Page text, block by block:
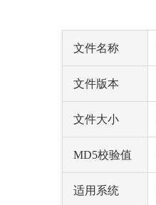
文件名称
文件版本
文件大小
MD5校验值
适用系统